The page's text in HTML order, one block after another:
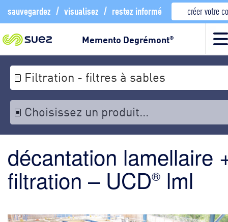
sauvegardez / visualisez / restez informé créer votre
Memento Degrémont®
Filtration - filtres à sables
Choisissez un produit...
décantation lamellaire
filtration – UCD® lml